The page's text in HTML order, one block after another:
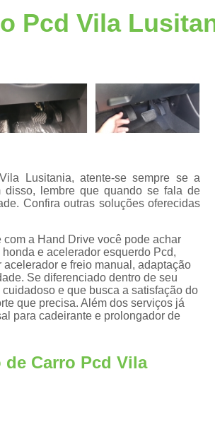
a Esquerda
Acelerador a
Acelerador Esquerdo Pcd
Lado Esquerdo Adaptação
Acessórios em Automotivos Pcd
Acessórios para Veículos Pcd
Adaptação de Veículo para Cadeirante
Adaptação de Veículos Cadeirantes
Adaptação de Veículos para Cadeirantes
Adaptação de
Adaptação de Veículos para
Adaptação de Veículos
de Veículos para Pessoas com
Pcd Vila
Lusitania, atente-se sempre se a
disso, lembre que quando se fala de
Confira outras soluções oferecidas
a Hand Drive você pode achar
e acelerador esquerdo Pcd,
e freio manual, adaptação
Se diferenciado dentro de seu
e que busca a satisfação do
que precisa. Além dos serviços já
para cadeirante e prolongador de
Carro Pcd Vila